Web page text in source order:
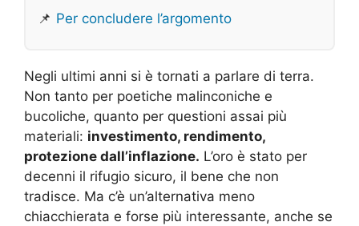
📌 Per concludere l’argomento
Negli ultimi anni si è tornati a parlare di terra.
Non tanto per poetiche malinconiche e
bucoliche, quanto per questioni assai più
materiali: investimento, rendimento,
protezione dall’inflazione. L’oro è stato per
decenni il rifugio sicuro, il bene che non
tradisce. Ma c’è un’alternativa meno
chiacchierata e forse più interessante, anche se